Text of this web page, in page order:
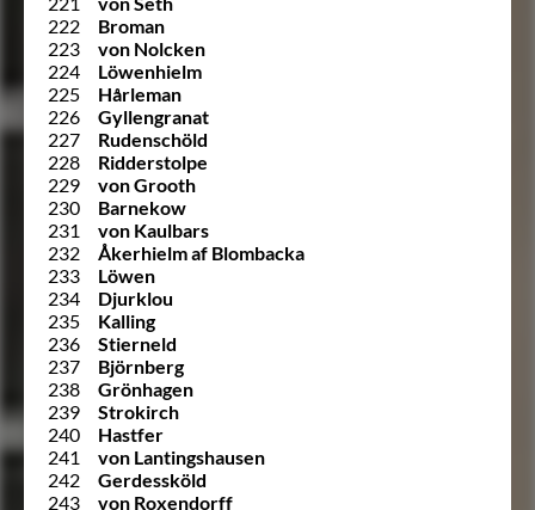
222
Broman
223
von Nolcken
224
Löwenhielm
225
Hårleman
226
Gyllengranat
227
Rudenschöld
228
Ridderstolpe
229
von Grooth
230
Barnekow
231
von Kaulbars
232
Åkerhielm af Blombacka
233
Löwen
234
Djurklou
235
Kalling
236
Stierneld
237
Björnberg
238
Grönhagen
239
Strokirch
240
Hastfer
241
von Lantingshausen
242
Gerdessköld
243
von Roxendorff